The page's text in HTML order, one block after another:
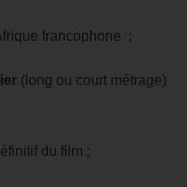
francophone ;
(long ou court métrage)
du film ;